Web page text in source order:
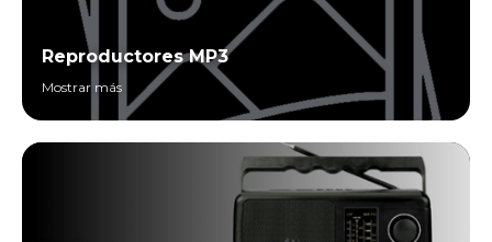
Reproductores MP3
Mostrar más